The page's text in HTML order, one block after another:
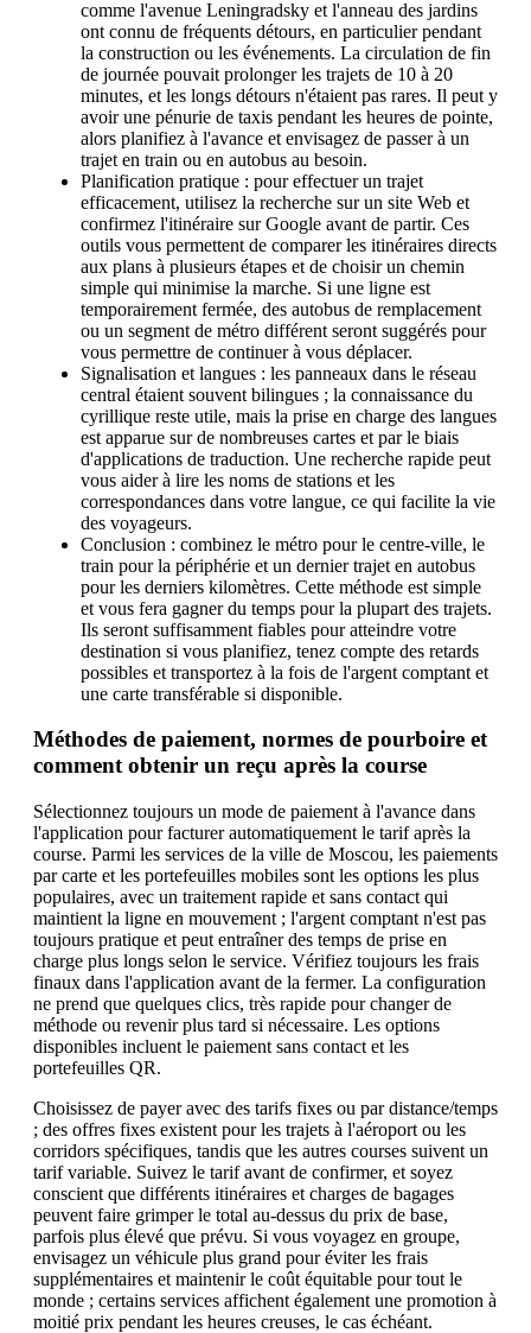
comme l'avenue Leningradsky et l'anneau des jardins
ont connu de fréquents détours, en particulier pendant
la construction ou les événements. La circulation de fin
de journée pouvait prolonger les trajets de 10 à 20
minutes, et les longs détours n'étaient pas rares. Il peut y
avoir une pénurie de taxis pendant les heures de pointe,
alors planifiez à l'avance et envisagez de passer à un
trajet en train ou en autobus au besoin.
Planification pratique : pour effectuer un trajet
efficacement, utilisez la recherche sur un site Web et
confirmez l'itinéraire sur Google avant de partir. Ces
outils vous permettent de comparer les itinéraires directs
aux plans à plusieurs étapes et de choisir un chemin
simple qui minimise la marche. Si une ligne est
temporairement fermée, des autobus de remplacement
ou un segment de métro différent seront suggérés pour
vous permettre de continuer à vous déplacer.
Signalisation et langues : les panneaux dans le réseau
central étaient souvent bilingues ; la connaissance du
cyrillique reste utile, mais la prise en charge des langues
est apparue sur de nombreuses cartes et par le biais
d'applications de traduction. Une recherche rapide peut
vous aider à lire les noms de stations et les
correspondances dans votre langue, ce qui facilite la vie
des voyageurs.
Conclusion : combinez le métro pour le centre-ville, le
train pour la périphérie et un dernier trajet en autobus
pour les derniers kilomètres. Cette méthode est simple
et vous fera gagner du temps pour la plupart des trajets.
Ils seront suffisamment fiables pour atteindre votre
destination si vous planifiez, tenez compte des retards
possibles et transportez à la fois de l'argent comptant et
une carte transférable si disponible.
Méthodes de paiement, normes de pourboire et
comment obtenir un reçu après la course
Sélectionnez toujours un mode de paiement à l'avance dans
l'application pour facturer automatiquement le tarif après la
course. Parmi les services de la ville de Moscou, les paiements
par carte et les portefeuilles mobiles sont les options les plus
populaires, avec un traitement rapide et sans contact qui
maintient la ligne en mouvement ; l'argent comptant n'est pas
toujours pratique et peut entraîner des temps de prise en
charge plus longs selon le service. Vérifiez toujours les frais
finaux dans l'application avant de la fermer. La configuration
ne prend que quelques clics, très rapide pour changer de
méthode ou revenir plus tard si nécessaire. Les options
disponibles incluent le paiement sans contact et les
portefeuilles QR.
Choisissez de payer avec des tarifs fixes ou par distance/temps
; des offres fixes existent pour les trajets à l'aéroport ou les
corridors spécifiques, tandis que les autres courses suivent un
tarif variable. Suivez le tarif avant de confirmer, et soyez
conscient que différents itinéraires et charges de bagages
peuvent faire grimper le total au-dessus du prix de base,
parfois plus élevé que prévu. Si vous voyagez en groupe,
envisagez un véhicule plus grand pour éviter les frais
supplémentaires et maintenir le coût équitable pour tout le
monde ; certains services affichent également une promotion à
moitié prix pendant les heures creuses, le cas échéant.